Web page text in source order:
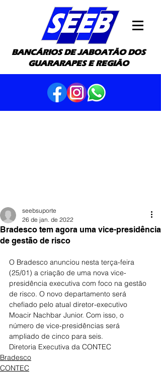
BANCÁRIOS DE JABOATÃO DOS
GUARARAPES E REGIÃO
Bradesco tem agora uma vice-presidência
de gestão de risco
seebsuporte
26 de jan. de 2022
O Bradesco anunciou nesta terça-feira
(25/01) a criação de uma nova vice-
presidência executiva com foco na gestão
de risco. O novo departamento será
chefiado pelo atual diretor-executivo
Moacir Nachbar Junior. Com isso, o
número de vice-presidências será
ampliado de cinco para seis.
Diretoria Executiva da CONTEC
Bradesco
CONTEC